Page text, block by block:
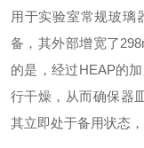
用于实验室常规玻璃
备，其外部增宽了
的是，经过HEAP的
行干燥，从而确保器
其立即处于备用状态